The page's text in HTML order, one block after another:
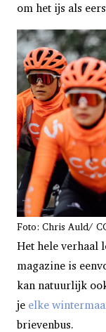
om het ijs als
Foto: Chris Auld/
Het hele verhaal
magazine is
kan natuurlijk
je elke
brievenbus.